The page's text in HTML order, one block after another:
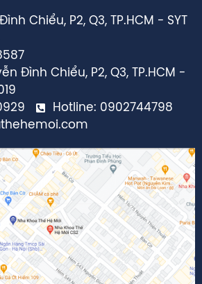
Chiểu, P2, Q3, TP.HCM - SYT
Đình Chiểu, P2, Q3, TP.HCM -
Hotline: 0902744798